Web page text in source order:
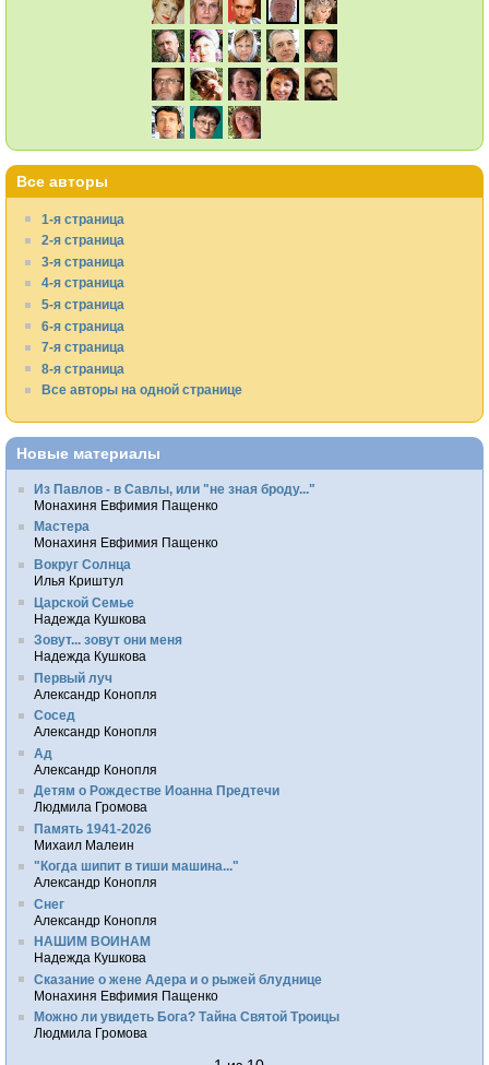
Все авторы
1-я страница
2-я страница
3-я страница
4-я страница
5-я страница
6-я страница
7-я страница
8-я страница
Все авторы на одной странице
Новые материалы
Из Павлов - в Савлы, или "не зная броду..."
Монахиня Евфимия Пащенко
Мастера
Монахиня Евфимия Пащенко
Вокруг Солнца
Илья Криштул
Царской Семье
Надежда Кушкова
Зовут... зовут они меня
Надежда Кушкова
Первый луч
Александр Конопля
Сосед
Александр Конопля
Ад
Александр Конопля
Детям о Рождестве Иоанна Предтечи
Людмила Громова
Память 1941-2026
Михаил Малеин
"Когда шипит в тиши машина..."
Александр Конопля
Снег
Александр Конопля
НАШИМ ВОИНАМ
Надежда Кушкова
Сказание о жене Адера и о рыжей блуднице
Монахиня Евфимия Пащенко
Можно ли увидеть Бога? Тайна Святой Троицы
Людмила Громова